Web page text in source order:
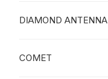
DIAMOND ANTENNA
COMET